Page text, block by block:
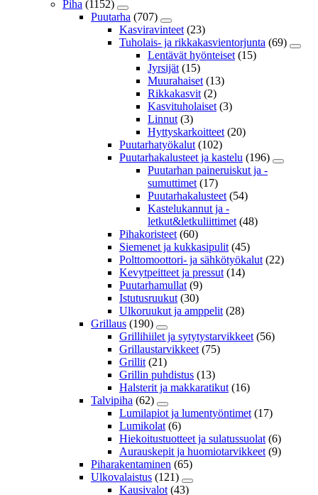
Piha (1152)
Puutarha (707)
Kasviravinteet (23)
Tuholais- ja rikkakasvientorjunta (69)
Lentävät hyönteiset (15)
Jyrsijät (15)
Muurahaiset (13)
Rikkakasvit (2)
Kasvituholaiset (3)
Linnut (3)
Hyttyskarkoitteet (20)
Puutarhatyökalut (102)
Puutarhakalusteet ja kastelu (196)
Puutarhan paineruiskut ja -
sumuttimet (17)
Puutarhakalusteet (54)
Kastelukannut ja -
letkut&letkuliittimet (48)
Pihakoristeet (60)
Siemenet ja kukkasipulit (45)
Polttomoottori- ja sähkötyökalut (22)
Kevytpeitteet ja pressut (14)
Puutarhamullat (9)
Istutusruukut (30)
Ulkoruukut ja amppelit (28)
Grillaus (190)
Grillihiilet ja sytytystarvikkeet (56)
Grillaustarvikkeet (75)
Grillit (21)
Grillin puhdistus (13)
Halsterit ja makkaratikut (16)
Talvipiha (62)
Lumilapiot ja lumentyöntimet (17)
Lumikolat (6)
Hiekoitustuotteet ja sulatussuolat (6)
Aurauskepit ja huomiotarvikkeet (9)
Piharakentaminen (65)
Ulkovalaistus (121)
Kausivalot (43)